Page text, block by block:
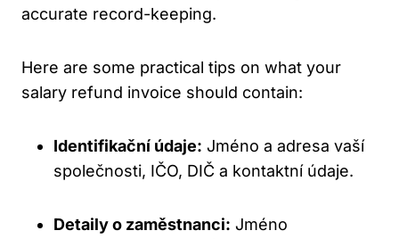
accurate record-keeping.
Here are some practical tips on what your
salary refund invoice should contain:
Identifikační údaje: Jméno a adresa vaší
společnosti, IČO, DIČ a kontaktní údaje.
Detaily o zaměstnanci: Jméno